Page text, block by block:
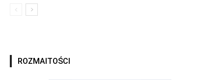
ROZMAITOŚCI